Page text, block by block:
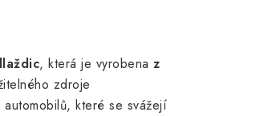
, která je vyrobena z
zdroje
které se svážejí